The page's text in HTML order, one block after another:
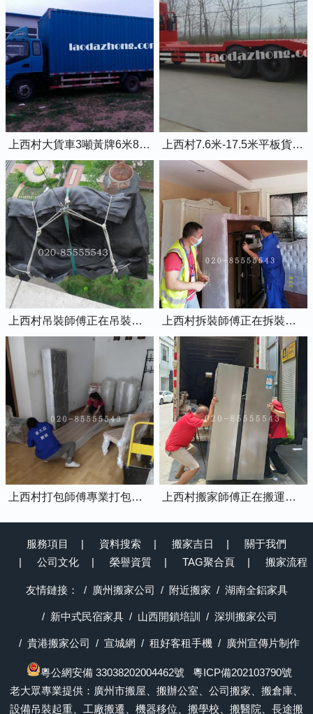
上西村大貨車3噸黃牌6米8的廂式貨車 上西村7.6米-17.5米平板貨車出租
上西村吊裝師傅正在吊裝物品上樓 上西村拆裝師傅正在拆裝家具
上西村打包師傅專業打包家具中 上西村搬家師傅正在搬運冰箱上樓
服務項目 資料搜索 搬家吉日
關于我們
公司文化
榮譽資質 TAG聚合頁 搬家流程
友情鏈接： 廣州搬家公司 附近搬家 湖南全鋁家具
新中式民宿家具 山西開鎖培訓 深圳搬家公司
貴港搬家公司 宣城網 租好客租手機 廣州宣傳片制作
粵公網安備 33038202004462號
粵ICP備202103790號
老大眾專業提供：廣州市搬屋、搬辦公室、公司搬家、搬倉庫、
設備吊裝起重、工廠搬遷、機器移位、搬學校、搬醫院、長途搬